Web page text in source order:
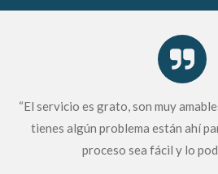
“El servicio es grato, son muy
tienes algún problema están ahí
proceso sea fácil y lo